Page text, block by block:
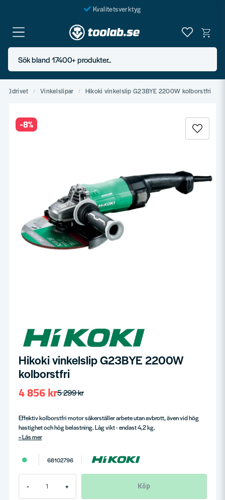
Kvalitetsverktyg
Fraktfritt över 999 SEK*
En järnhandel för alla
Butik i Göteborg
Sök bland 17400+ produkter..
Eldrivet Vinkelslipar Hikoki vinkelslip G23BYE 2200W kolborstfri
-8%
Hikoki vinkelslip G23BYE 2200W
kolborstfri
5 299 kr
4 856 kr
Effektiv kolborstfri motor säkerställer arbete utan avbrott, även vid hög
hastighet och hög belastning. Låg vikt - endast 4,2 kg.
Läs mer
68102796
- + Köp